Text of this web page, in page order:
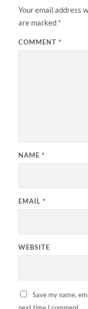
Your email address
are marked *
COMMENT *
NAME *
EMAIL *
WEBSITE
Save my name,